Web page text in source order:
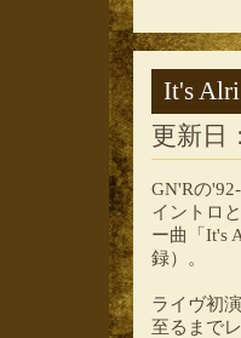
It's
更新日：
GN'Rの
イントロ
ー曲「It's
録）。
ライヴ初
至るまで